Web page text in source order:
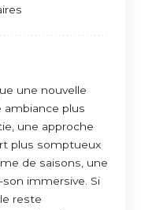
une nouvelle
ambiance plus
une approche
plus somptueux
de saisons, une
immersive. Si
reste